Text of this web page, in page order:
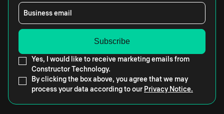
Business email
Yes, I would like to receive marketing emails from
Constructor Technology.
By clicking the box above, you agree that we may
process your data according to our Privacy Notice.